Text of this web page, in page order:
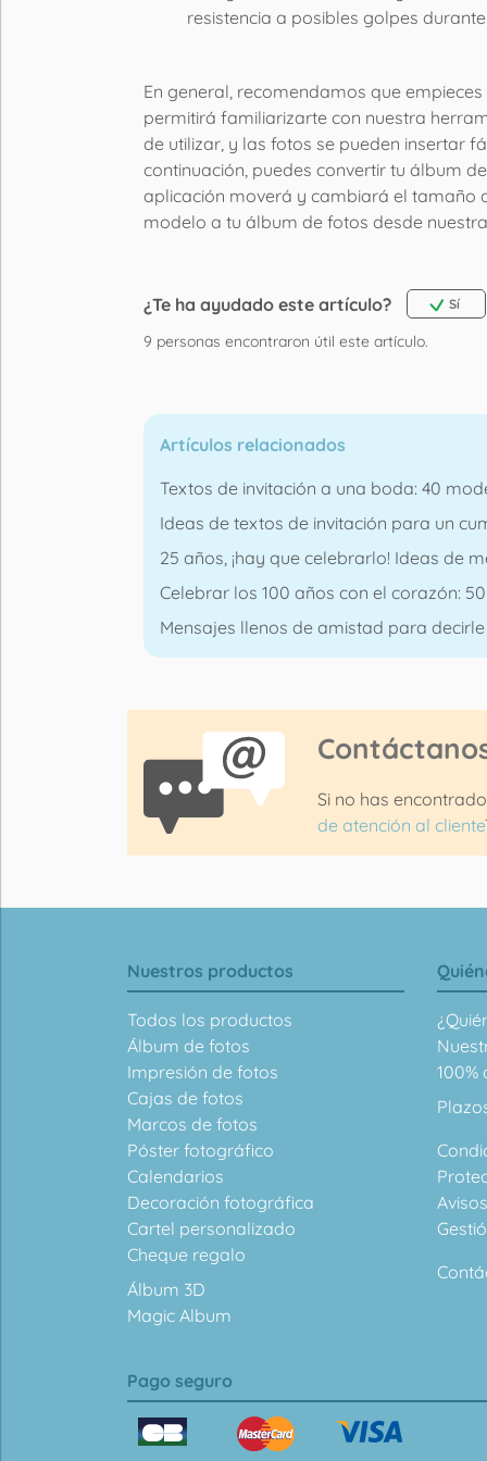
resistencia a posibles golpes
En general, recomendamos que
permitirá familiarizarte con nuestra
de utilizar, y las fotos se pueden insertar
continuación, puedes convertir tu álbum
aplicación moverá y cambiará el tamaño
modelo a tu álbum de fotos desde
¿Te ha ayudado este artículo? Sí
9 personas encontraron útil este artículo.
Artículos relacionados
Textos de invitación a una boda: 40
Ideas de textos de invitación para un
25 años, ¡hay que celebrarlo! Ideas de
Celebrar los 100 años con el corazón:
Mensajes llenos de amistad para
Si no has
de atención al cliente
Nuestros productos
Todos los productos
Álbum de fotos
Impresión de fotos
Cajas de fotos
Marcos de fotos
Póster fotográfico
Calendarios
Decoración fotográfica
Cartel personalizado
Cheque regalo
Álbum 3D
Magic Album
100%
Pago seguro